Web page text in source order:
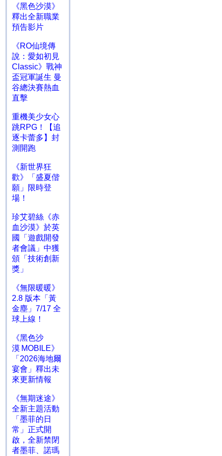
《黑色沙漠》
釋出全新職業
預告影片
《RO仙境傳
說：愛如初見
Classic》戰神
盃冠軍誕生 曼
谷總決賽熱血
直擊
重機美少女心
跳RPG！【追
逐卡蕾多】封
測開跑
《新世界狂
歡》「盛夏偕
願」限時登
場！
珍艾碧絲《赤
血沙漠》於英
國「遊戲開發
者會議」中獲
頒「技術創新
獎」
《無限暖暖》
2.8 版本「黃
金塵」7/17 全
球上線！
《黑色沙
漠 MOBILE》
「2026海地爾
宴會」釋出未
來更新情報
《無期迷途》
全新主題活動
「墨菲的日
常」正式開
啟，全新禁閉
者墨菲、諾瑪